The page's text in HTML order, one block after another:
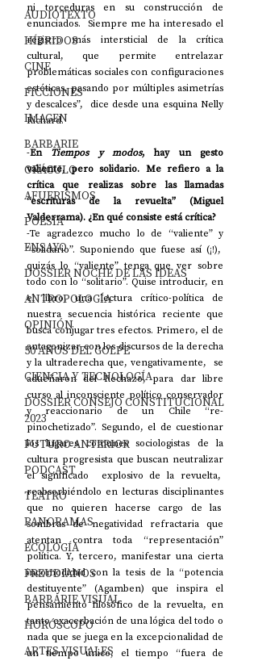
AUDIOTEXTO
HÍBRIDOS
CINE
FICCIONES
IMAGEN
BARBARIE
ORÁCULO
AFUERISMOS
POESÍA
ENSAYO
DOSSIER NOCHE DE LAS IDEAS
ANTROPOLOGÍA
OPINIÓN
50 AÑOS DEL GOLPE
CIENCIA Y TECNOLOGÍA
DOSSIER CONSEJO CONSTITUCIONAL
2023
FUTURO ANTERIOR
PODCAST
TEATRO
PANORAMAS
ECOLOGÍA
FREUDIANOS
BARBARIE VISUAL
HORÓSCOPO
ARTES VISUALES
ni torceduras en su construcción de
enunciados.  Siempre me ha interesado el
registro más intersticial de la crítica
cultural, que permite entrelazar
problemáticas sociales con configuraciones
estéticas, pasando por múltiples asimetrías
y descalces”,  dice desde una esquina Nelly
Richard.
-En Tiempos y modos, hay un gesto
valiente, pero solidario. Me refiero a la
crítica que realizas sobre las llamadas
“escrituras de la revuelta” (Miguel
Valderrama). ¿En qué consiste está crítica?
-Te agradezco mucho lo de “valiente” y
“solidario”. Suponiendo que fuese así (¡!),
quizás lo “valiente” tenga que ver sobre
todo con lo “solitario”. Quise introducir, en
el libro, una lectura crítico-política de
nuestra secuencia histórica reciente que
busca conjugar tres efectos. Primero, el de
antagonizar con los discursos de la derecha
y la ultraderecha que, vengativamente,  se
adueñaron del Rechazo, para dar libre
curso al inconsciente político conservador
y reaccionario de un Chile “re-
pinochetizado”. Segundo, el de cuestionar
los lugares comunes sociologistas de la
cultura progresista que buscan neutralizar
el significado  explosivo de la revuelta,
reabsorbiéndolo en lecturas disciplinantes
que no quieren hacerse cargo de las
sombras de negatividad refractaria que
atentan contra toda “representación”
política. Y, tercero, manifestar una cierta
incomodidad con la tesis de la “potencia
destituyente” (Agamben) que inspira el
pensamiento filosófico de la revuelta, en
tanto exacerbación de una lógica del todo o
nada que se juega en la excepcionalidad de
un tiempo único, el tiempo “fuera de